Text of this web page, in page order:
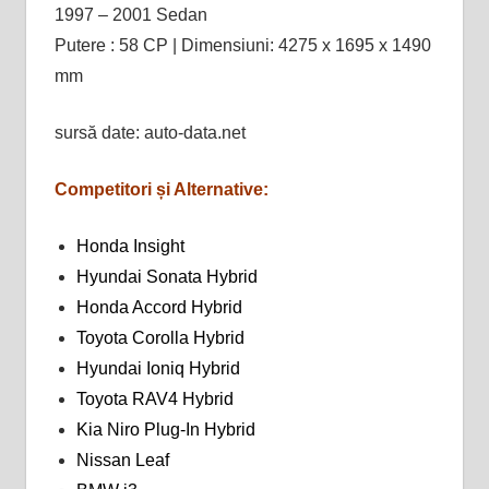
1997 – 2001 Sedan
Putere : 58 CP | Dimensiuni: 4275 x 1695 x 1490
mm
sursă date: auto-data.net
Competitori și Alternative:
Honda Insight
Hyundai Sonata Hybrid
Honda Accord Hybrid
Toyota Corolla Hybrid
Hyundai Ioniq Hybrid
Toyota RAV4 Hybrid
Kia Niro Plug-In Hybrid
Nissan Leaf